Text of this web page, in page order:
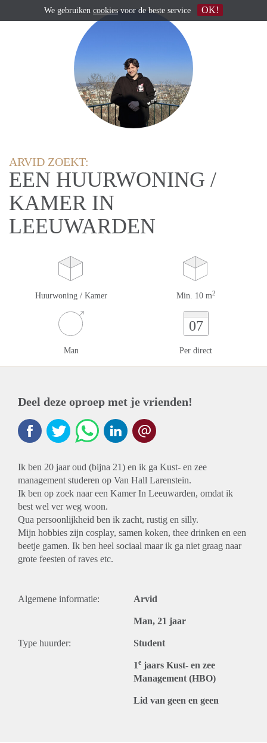
ARVID ZOEKT:
EEN HUURWONING /
KAMER IN
LEEUWARDEN
Huurwoning / Kamer Min. 10 m2
Man
07
Per direct
Deel deze oproep met je vrienden!
Ik ben 20 jaar oud (bijna 21) en ik ga Kust- en zee
management studeren op Van Hall Larenstein.
Ik ben op zoek naar een Kamer In Leeuwarden, omdat ik
best wel ver weg woon.
Qua persoonlijkheid ben ik zacht, rustig en silly.
Mijn hobbies zijn cosplay, samen koken, thee drinken en een
beetje gamen. Ik ben heel sociaal maar ik ga niet graag naar
grote feesten of raves etc.
Algemene informatie: Arvid
Man, 21 jaar
Type huurder: Student
1e jaars Kust- en zee
Management (HBO)
Lid van geen en geen
We gebruiken cookies voor de beste service OK!